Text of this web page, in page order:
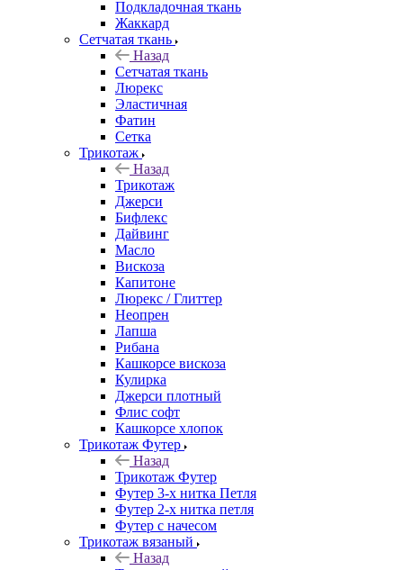
Подкладочная ткань
Жаккард
Сетчатая ткань
Назад
Сетчатая ткань
Люрекс
Эластичная
Фатин
Сетка
Трикотаж
Назад
Трикотаж
Джерси
Бифлекс
Дайвинг
Масло
Вискоза
Капитоне
Люрекс / Глиттер
Неопрен
Лапша
Рибана
Кашкорсе вискоза
Кулирка
Джерси плотный
Флис софт
Кашкорсе хлопок
Трикотаж Футер
Назад
Трикотаж Футер
Футер 3-х нитка Петля
Футер 2-х нитка петля
Футер с начесом
Трикотаж вязаный
Назад